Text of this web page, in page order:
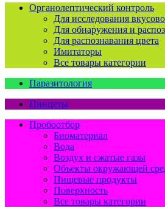
Органолептический контроль
Для исследования
Для обнаружения и
Для распознавания цвета
Имитаторы
Все товары категории
Паразитология
Пинцеты
Пробоотбор
Биоматериал
Вода
Воздух и сжатые газы
Объекты окружающей
Пищевые продукты
Поверхность
Все товары категории